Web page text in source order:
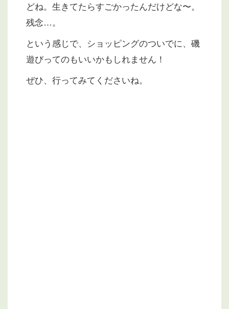
どね。生きてたらすごかったんだけどな〜。
残念…。
という感じで、ショッピングのついでに、磯
遊びってのもいいかもしれません！
ぜひ、行ってみてくださいね。